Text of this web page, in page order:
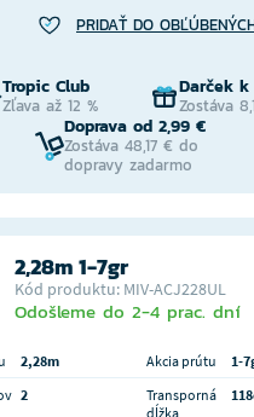
PRIDAŤ DO
Tropic Club
Zľava až 12 %
Darček
Zostáva
Doprava od 2,99 €
Zostáva 48,17 € do
dopravy zadarmo
2,28m 1-7gr
Kód produktu: MIV-ACJ228UL
Odošleme do 2-4 prac. dní
2,28m Akcia prútu
1-
2
Transporná
dĺžka